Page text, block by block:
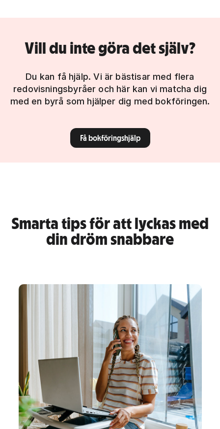
Vill du inte göra det själv?
Du kan få hjälp. Vi är bästisar med flera
redovisningsbyråer och här kan vi matcha dig
med en byrå som hjälper dig med bokföringen.
Få bokföringshjälp
Smarta tips för att lyckas med
din dröm snabbare